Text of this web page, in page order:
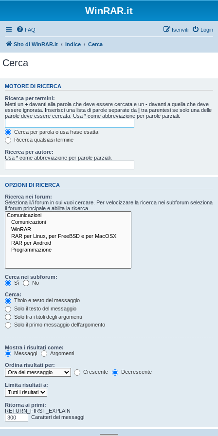
WinRAR.it
FAQ Login
Iscriviti
Sito di WinRAR.it Indice Cerca
Cerca
MOTORE DI RICERCA
Ricerca per termini:
Metti un + davanti alla parola che deve essere cercata e un - davanti a quella che deve
essere ignorata. Inserisci una lista di parole separate da | tra parentesi se solo una delle
parole deve essere cercata. Usa * come abbreviazione per parole parziali.
Cerca per parola o usa frase esatta
Ricerca qualsiasi termine
Ricerca per autore:
Usa * come abbreviazione per parole parziali.
OPZIONI DI RICERCA
Ricerca nei forum:
Seleziona il/i forum in cui vuoi cercare. Per velocizzare la ricerca nei subforum seleziona
il forum principale e abilita la ricerca.
Cerca nei subforum:
Sì
No
Cerca:
Titolo e testo del messaggio
Solo il testo del messaggio
Solo tra i titoli degli argomenti
Solo il primo messaggio dell’argomento
Mostra i risultati come:
Messaggi
Argomenti
Ordina risultati per:
Crescente
Decrescente
Limita risultati a:
Ritorna ai primi:
RETURN_FIRST_EXPLAIN
Caratteri dei messaggi